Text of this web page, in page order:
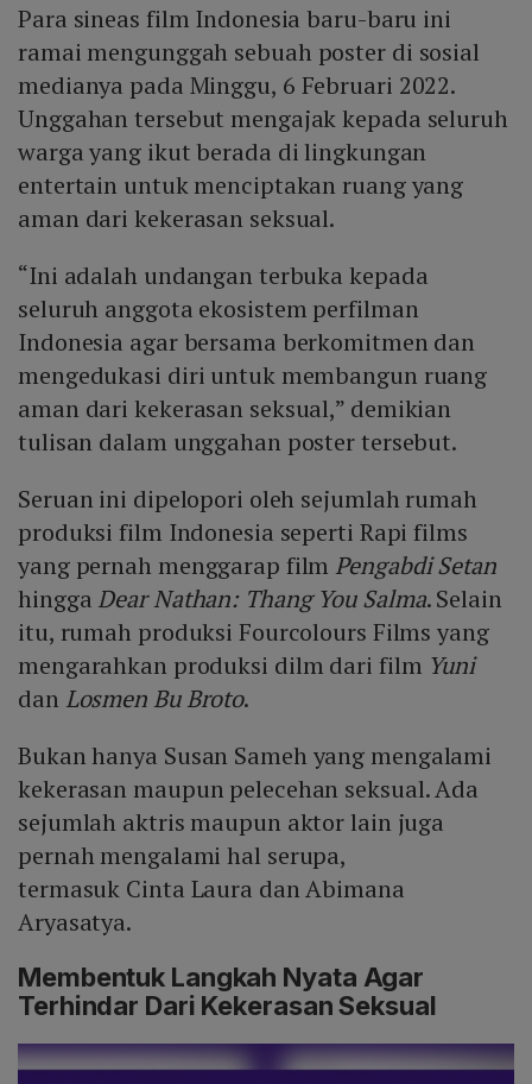
Para sineas film Indonesia baru-baru ini
ramai mengunggah sebuah poster di sosial
medianya pada Minggu, 6 Februari 2022.
Unggahan tersebut mengajak kepada seluruh
warga yang ikut berada di lingkungan
entertain untuk menciptakan ruang yang
aman dari kekerasan seksual.
“Ini adalah undangan terbuka kepada
seluruh anggota ekosistem perfilman
Indonesia agar bersama berkomitmen dan
mengedukasi diri untuk membangun ruang
aman dari kekerasan seksual,” demikian
tulisan dalam unggahan poster tersebut.
Seruan ini dipelopori oleh sejumlah rumah
produksi film Indonesia seperti Rapi films
yang pernah menggarap film Pengabdi Setan
hingga Dear Nathan: Thang You Salma. Selain
itu, rumah produksi Fourcolours Films yang
mengarahkan produksi dilm dari film Yuni
dan Losmen Bu Broto.
Bukan hanya Susan Sameh yang mengalami
kekerasan maupun pelecehan seksual. Ada
sejumlah aktris maupun aktor lain juga
pernah mengalami hal serupa,
termasuk Cinta Laura dan Abimana
Aryasatya.
Membentuk Langkah Nyata Agar
Terhindar Dari Kekerasan Seksual